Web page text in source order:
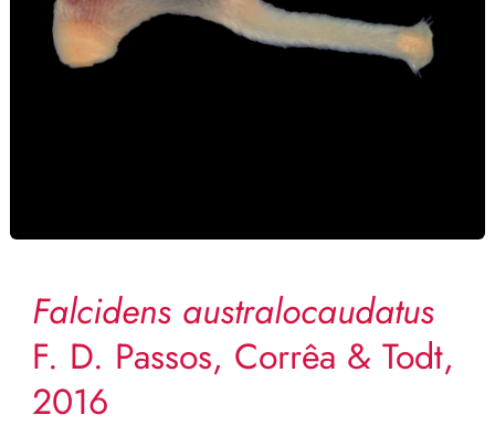
Falcidens australocaudatus
F. D. Passos, Corrêa & Todt,
2016